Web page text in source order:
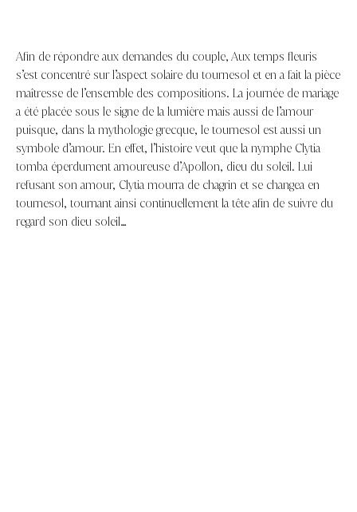
Afin de répondre aux demandes du couple, Aux temps fleuris
s’est concentré sur l’aspect solaire du tournesol et en a fait la pièce
maîtresse de l’ensemble des compositions. La journée de mariage
a été placée sous le signe de la lumière mais aussi de l’amour
puisque, dans la mythologie grecque, le tournesol est aussi un
symbole d’amour. En effet, l’histoire veut que la nymphe Clytia
tomba éperdument amoureuse d’Apollon, dieu du soleil. Lui
refusant son amour, Clytia mourra de chagrin et se changea en
tournesol, tournant ainsi continuellement la tête afin de suivre du
regard son dieu soleil…